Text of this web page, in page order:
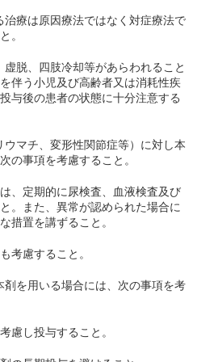
療は原因療法ではなく対症療法で
。
脱、四肢冷却等があらわれること
伴う小児及び高齢者又は消耗性疾
与後の患者の状態に十分注意する
マチ、変形性関節症等）に対し本
の事項を考慮すること。
、定期的に尿検査、血液検査及び
。また、異常が認められた場合に
措置を講ずること。
考慮すること。
を用いる場合には、次の事項を考
慮し投与すること。